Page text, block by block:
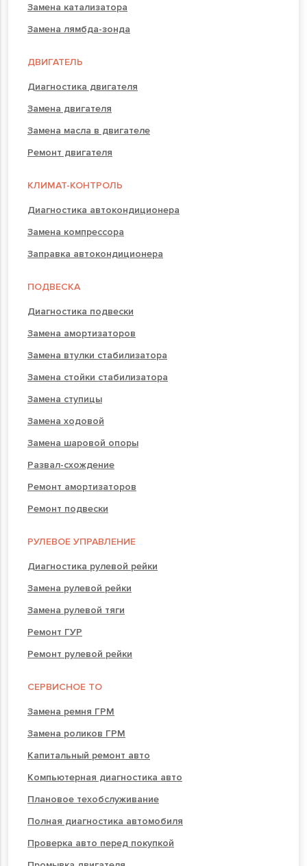
Замена катализатора
Замена лямбда-зонда
ДВИГАТЕЛЬ
Диагностика двигателя
Замена двигателя
Замена масла в двигателе
Ремонт двигателя
КЛИМАТ-КОНТРОЛЬ
Диагностика автокондиционера
Замена компрессора
Заправка автокондиционера
ПОДВЕСКА
Диагностика подвески
Замена амортизаторов
Замена втулки стабилизатора
Замена стойки стабилизатора
Замена ступицы
Замена ходовой
Замена шаровой опоры
Развал-схождение
Ремонт амортизаторов
Ремонт подвески
РУЛЕВОЕ УПРАВЛЕНИЕ
Диагностика рулевой рейки
Замена рулевой рейки
Замена рулевой тяги
Ремонт ГУР
Ремонт рулевой рейки
СЕРВИСНОЕ ТО
Замена ремня ГРМ
Замена роликов ГРМ
Капитальный ремонт авто
Компьютерная диагностика авто
Плановое техобслуживание
Полная диагностика автомобиля
Проверка авто перед покупкой